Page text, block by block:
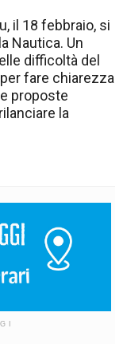
il 18 febbraio, si
Nautica. Un
difficoltà del
fare chiarezza
proposte
la